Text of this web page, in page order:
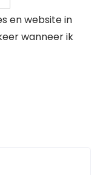
en website in
wanneer ik